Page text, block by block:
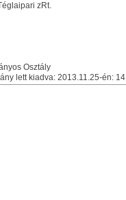
zRt.
Osztály
lett kiadva: 2013.11.25-én: